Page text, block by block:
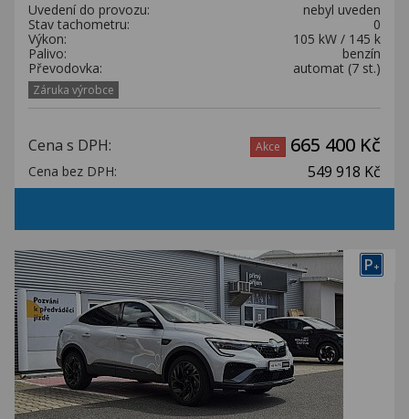
Uvedení do provozu:
nebyl uveden
Stav tachometru:
0
Výkon:
105 kW / 145 k
Palivo:
benzín
Převodovka:
automat (7 st.)
Záruka výrobce
Cena s DPH: Akce 665 400 Kč
Cena bez DPH: 549 918 Kč
P+